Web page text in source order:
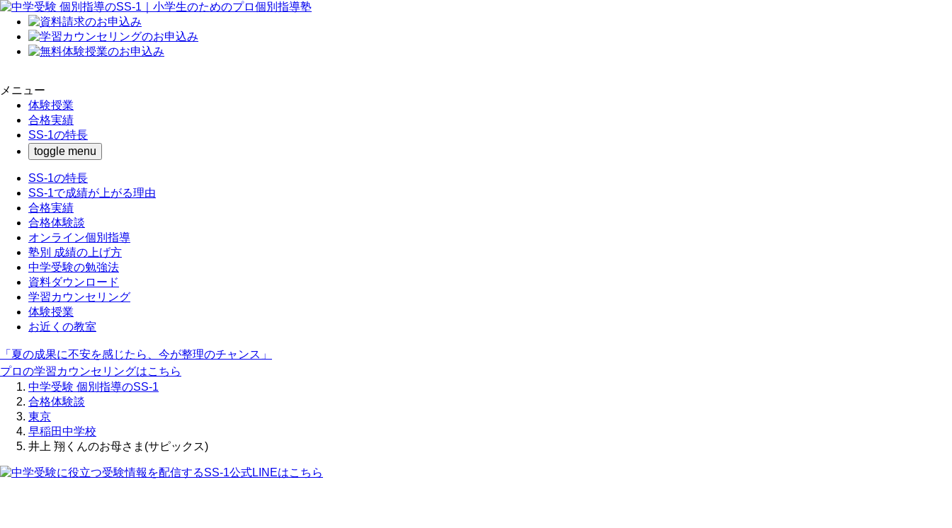
メニュー
体験授業
合格実績
SS-1の特長
toggle menu
SS-1の特長
SS-1で成績が上がる理由
合格実績
合格体験談
オンライン個別指導
塾別 成績の上げ方
中学受験の勉強法
資料ダウンロード
学習カウンセリング
体験授業
お近くの教室
「夏の成果に不安を感じたら、今が整理のチャンス」
プロの学習カウンセリングはこちら
中学受験 個別指導のSS-1
合格体験談
東京
早稲田中学校
井上 翔くんのお母さま(サピックス)